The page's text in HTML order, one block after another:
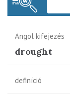
Angol kifejezés
drought
definíció